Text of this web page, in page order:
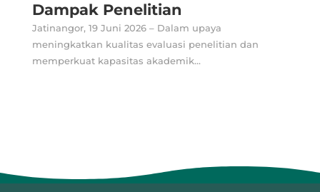
Dampak Penelitian
Jatinangor, 19 Juni 2026 – Dalam upaya
meningkatkan kualitas evaluasi penelitian dan
memperkuat kapasitas akademik...